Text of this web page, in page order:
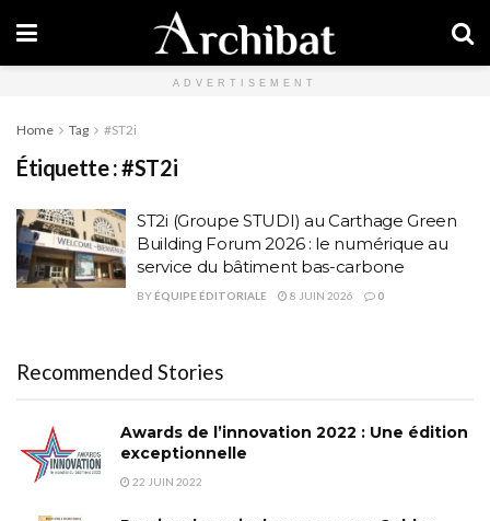
ADVERTISEMENT
Home Tag #ST2i
Étiquette :#ST2i
ST2i (Groupe STUDI) au Carthage Green
Building Forum 2026 : le numérique au
service du bâtiment bas-carbone
BY ÉQUIPE ÉDITORIALE 8 JUIN 2026 0
Recommended Stories
Awards de l’innovation 2022 : Une édition
exceptionnelle
22 JUIN 2022